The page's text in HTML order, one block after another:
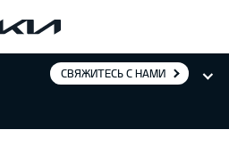
СВЯЖИТЕСЬ С НАМИ